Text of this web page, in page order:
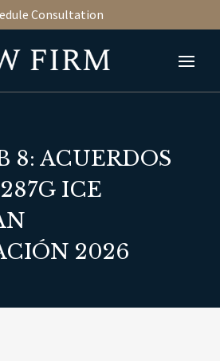
Consultation
8: ACUERDOS
ICE
2026